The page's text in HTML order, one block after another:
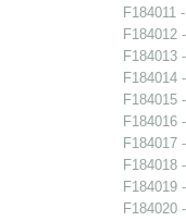
F184011
F184012
F184013
F184014
F184015
F184016
F184017
F184018
F184019
F184020